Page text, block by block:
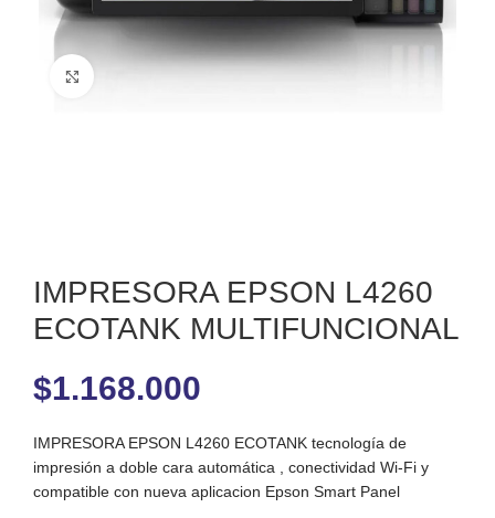
IMPRESORA EPSON L4260
ECOTANK MULTIFUNCIONAL
$1.168.000
IMPRESORA EPSON L4260 ECOTANK tecnología de
impresión a doble cara automática , conectividad Wi-Fi y
compatible con nueva aplicacion Epson Smart Panel